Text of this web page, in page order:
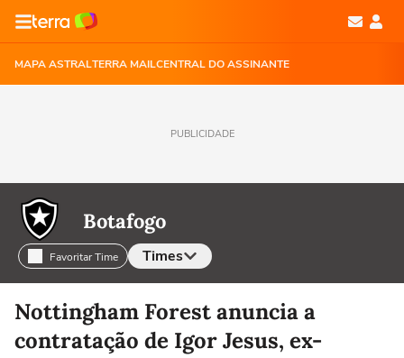
MAPA ASTRALTERRA MAILCENTRAL DO ASSINANTE
PUBLICIDADE
Botafogo
Favoritar Time Times
Selecione o time para ver as notícias
Nottingham Forest anuncia a
contratação de Igor Jesus, ex-